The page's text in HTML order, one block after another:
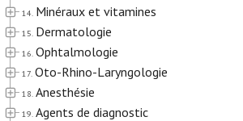
14. Minéraux et vitamines
15. Dermatologie
16. Ophtalmologie
17. Oto-Rhino-Laryngologie
18. Anesthésie
19. Agents de diagnostic